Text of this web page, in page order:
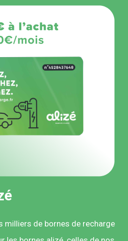
milliers de bornes de recharge